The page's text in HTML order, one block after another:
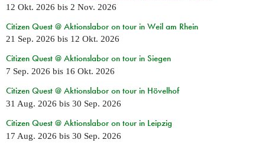
12 Okt. 2026 bis 2 Nov. 2026
Citizen Quest @ Aktionslabor on tour in Weil am Rhein
21 Sep. 2026 bis 12 Okt. 2026
Citizen Quest @ Aktionslabor on tour in Siegen
7 Sep. 2026 bis 16 Okt. 2026
Citizen Quest @ Aktionslabor on tour in Hövelhof
31 Aug. 2026 bis 30 Sep. 2026
Citizen Quest @ Aktionslabor on tour in Leipzig
17 Aug. 2026 bis 30 Sep. 2026